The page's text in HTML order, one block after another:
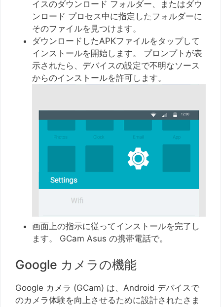
イスのダウンロード フォルダー、またはダウ
ンロード プロセス中に指定したフォルダーに
そのファイルを見つけます。
ダウンロードしたAPKファイルをタップして
インストールを開始します。 プロンプトが表
示されたら、デバイスの設定で不明なソース
からのインストールを許可します。
画面上の指示に従ってインストールを完了し
ます。 GCam Asus の携帯​​電話で。
Google カメラの機能
Google カメラ (GCam) は、Android デバイスで
のカメラ体験を向上させるために設計されたさま